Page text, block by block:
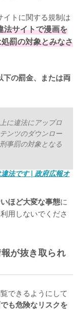
トに関する規制は
法サイトで漫画を
罰の対象とみなさ
の罰金、または両
に違法にアップロ
ンツのダウンロー
事罰の対象となる
法です | 政府広報オ
ほど大変な事態に
用しないでくださ
が抜き取られ
できるようにして
も危険なリスクを